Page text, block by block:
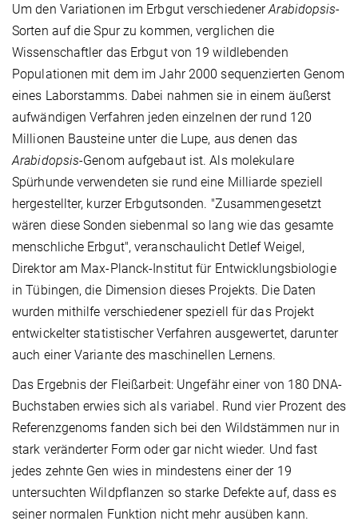
Um den Variationen im Erbgut verschiedenerArabidopsis-
Sorten auf die Spur zu kommen, verglichen die
Wissenschaftler das Erbgut von 19 wildlebenden
Populationen mit dem im Jahr 2000 sequenzierten Genom
eines Laborstamms. Dabei nahmen sie in einem äußerst
aufwändigen Verfahren jeden einzelnen der rund 120
Millionen Bausteine unter die Lupe, aus denen das
Arabidopsis-Genom aufgebaut ist. Als molekulare
Spürhunde verwendeten sie rund eine Milliarde speziell
hergestellter, kurzer Erbgutsonden. "Zusammengesetzt
wären diese Sonden siebenmal so lang wie das gesamte
menschliche Erbgut", veranschaulicht Detlef Weigel,
Direktor am Max-Planck-Institut für Entwicklungsbiologie
in Tübingen, die Dimension dieses Projekts. Die Daten
wurden mithilfe verschiedener speziell für das Projekt
entwickelter statistischer Verfahren ausgewertet, darunter
auch einer Variante des maschinellen Lernens.
Das Ergebnis der Fleißarbeit: Ungefähr einer von 180 DNA-
Buchstaben erwies sich als variabel. Rund vier Prozent des
Referenzgenoms fanden sich bei den Wildstämmen nur in
stark veränderter Form oder gar nicht wieder. Und fast
jedes zehnte Gen wies in mindestens einer der 19
untersuchten Wildpflanzen so starke Defekte auf, dass es
seiner normalen Funktion nicht mehr ausüben kann.